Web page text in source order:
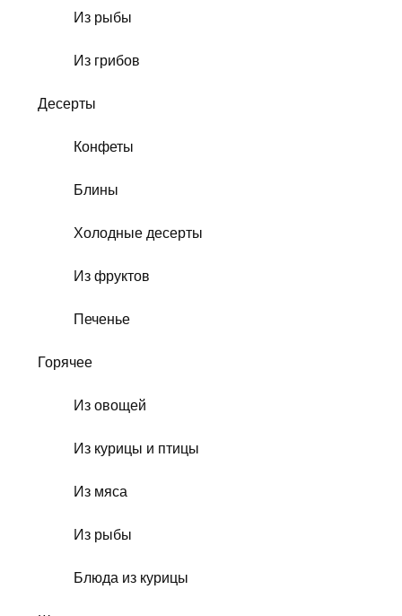
Из рыбы
Из грибов
Десерты
Конфеты
Блины
Холодные десерты
Из фруктов
Печенье
Горячее
Из овощей
Из курицы и птицы
Из мяса
Из рыбы
Блюда из курицы